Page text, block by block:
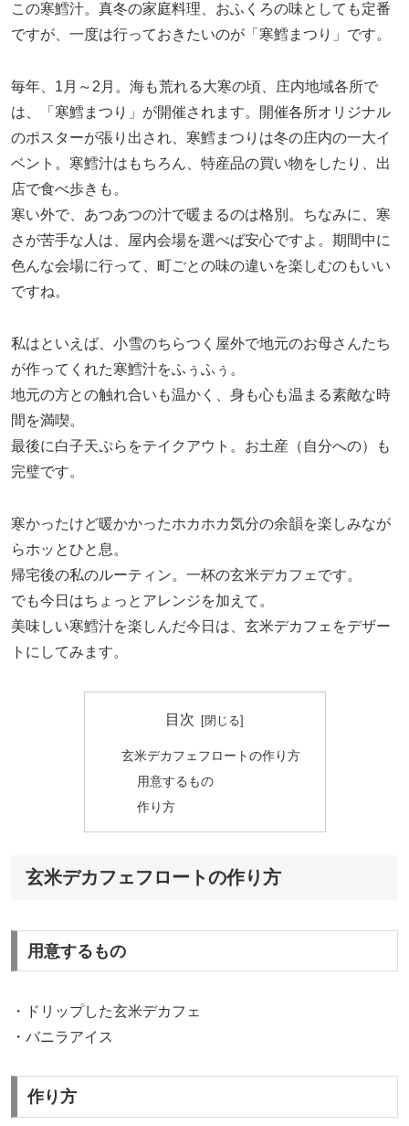
この寒鱈汁。真冬の家庭料理、おふくろの味としても定番
ですが、一度は行っておきたいのが「寒鱈まつり」です。
毎年、1月～2月。海も荒れる大寒の頃、庄内地域各所で
は、「寒鱈まつり」が開催されます。開催各所オリジナル
のポスターが張り出され、寒鱈まつりは冬の庄内の一大イ
ベント。寒鱈汁はもちろん、特産品の買い物をしたり、出
店で食べ歩きも。
寒い外で、あつあつの汁で暖まるのは格別。ちなみに、寒
さが苦手な人は、屋内会場を選べば安心ですよ。期間中に
色んな会場に行って、町ごとの味の違いを楽しむのもいい
ですね。
私はといえば、小雪のちらつく屋外で地元のお母さんたち
が作ってくれた寒鱈汁をふぅふぅ。
地元の方との触れ合いも温かく、身も心も温まる素敵な時
間を満喫。
最後に白子天ぷらをテイクアウト。お土産（自分への）も
完璧です。
寒かったけど暖かかったホカホカ気分の余韻を楽しみなが
らホッとひと息。
帰宅後の私のルーティン。一杯の玄米デカフェです。
でも今日はちょっとアレンジを加えて。
美味しい寒鱈汁を楽しんだ今日は、玄米デカフェをデザー
トにしてみます。
目次
玄米デカフェフロートの作り方
用意するもの
作り方
玄米デカフェフロートの作り方
用意するもの
・ドリップした玄米デカフェ
・バニラアイス
作り方